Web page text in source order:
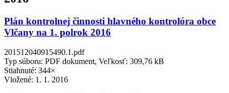
Plán kontrolnej činnosti hlavného kontrolóra obce
Vlčany na 1. polrok 2016
201512040915490.1.pdf
Typ súboru: PDF dokument, Veľkosť: 309,76 kB
Stiahnuté: 344×
Vložené: 1. 1. 2016